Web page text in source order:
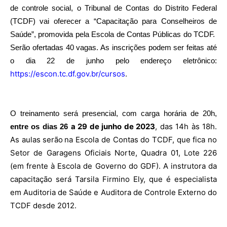
de controle social, o Tribunal de Contas do Distrito Federal
(TCDF) vai oferecer a “Capacitação para Conselheiros de
Saúde”, promovida pela Escola de Contas Públicas do TCDF.
Serão ofertadas 40 vagas. As inscrições podem ser feitas até
o dia 22 de junho pelo endereço eletrônico:
https://escon.tc.df.gov.br/cursos.
O treinamento será presencial, com carga horária de 20h,
entre os dias 26 a 29 de junho de 2023, das 14h às 18h.
As aulas serão na Escola de Contas do TCDF, que fica no
Setor de Garagens Oficiais Norte, Quadra 01, Lote 226
(em frente à Escola de Governo do GDF). A instrutora da
capacitação será Tarsila Firmino Ely, que é especialista
em Auditoria de Saúde e Auditora de Controle Externo do
TCDF desde 2012.